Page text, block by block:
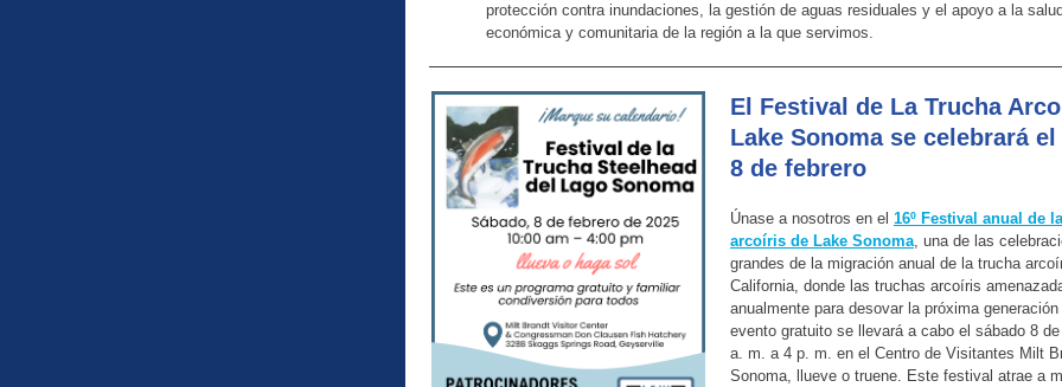
protección contra inundaciones, la gestión de aguas residuales y el apoyo a la
económica y comunitaria de la región a la que servimos.
El Festival de La Trucha
Lake Sonoma se celebrará
8 de febrero
Únase a nosotros en el 16º Festival anual de
arcoíris de Lake Sonoma, una de las
grandes de la migración anual de la trucha
California, donde las truchas arcoíris
anualmente para desovar la próxima
evento gratuito se llevará a cabo el sábado 8
a. m. a 4 p. m. en el Centro de Visitantes Milt
Sonoma, llueve o truene. Este festival atrae a